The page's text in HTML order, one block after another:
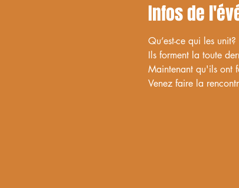
Infos de
Qu’est-ce qui les unit?
Ils forment la toute
Maintenant qu'ils ont
Venez faire la